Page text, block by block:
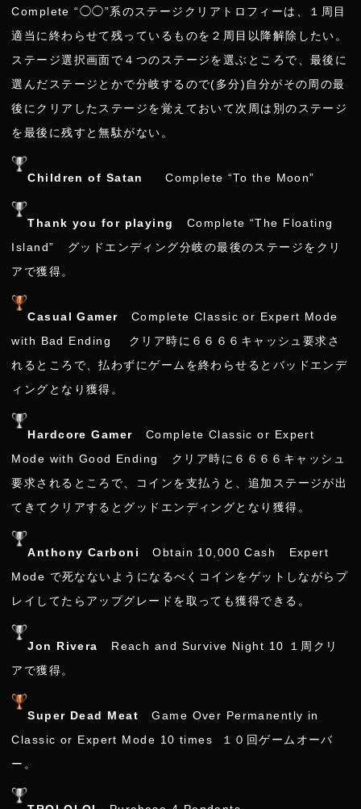
Complete “◯◯”系のステージクリアトロフィーは、１周目
適当に終わらせて残っているものを２周目以降解除したい。
ステージ選択画面で４つのステージを選ぶところで、最後に
選んだステージとかで分岐するので(多分)自分がその周の最
後にクリアしたステージを覚えておいて次周は別のステージ
を最後に残すと無駄がない。
Children of Satan Complete “To the Moon”
Thank you for playing
Complete “The Floating
Island” グッドエンディング分岐の最後のステージをクリ
アで獲得。
Casual Gamer Complete Classic or Expert Mode
with Bad Ending クリア時に６６６６キャッシュ要求さ
れるところで、払わずにゲームを終わらせるとバッドエンデ
ィングとなり獲得。
Hardcore Gamer Complete Classic or Expert
Mode with Good Ending クリア時に６６６６キャッシュ
要求されるところで、コインを支払うと、追加ステージが出
てきてクリアするとグッドエンディングとなり獲得。
Anthony Carboni
Obtain 10,000 Cash Expert
Mode で死なないようになるべくコインをゲットしながらプ
レイしてたらアップグレードを取っても獲得できる。
Jon Rivera
Reach and Survive Night 10 １周クリ
アで獲得。
Super Dead Meat Game Over Permanently in
Classic or Expert Mode 10 times １０回ゲームオーバ
ー。